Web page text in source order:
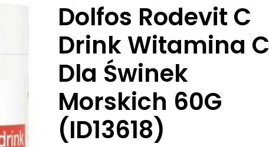
Dolfos Rodevit C
Drink Witamina C
Dla Świnek
Morskich 60G
(ID13618)